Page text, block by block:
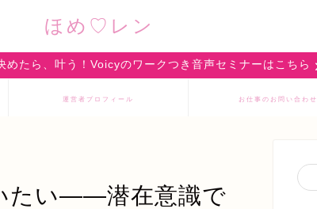
ほめ♡レン
めたら、叶う！Voicyのワークつき音声セミナーはこちら
運営者プロフィール お仕事のお問い合わせ
たい——潜在意識で